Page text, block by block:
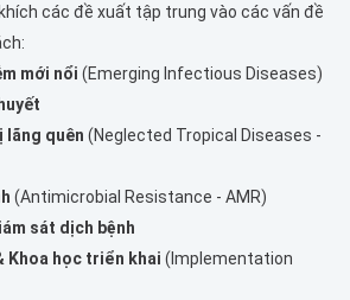
các đề xuất tập trung vào các vấn đề
mới nổi (Emerging Infectious Diseases)
lãng quên (Neglected Tropical Diseases -
(Antimicrobial Resistance - AMR)
sát dịch bệnh
Khoa học triển khai (Implementation